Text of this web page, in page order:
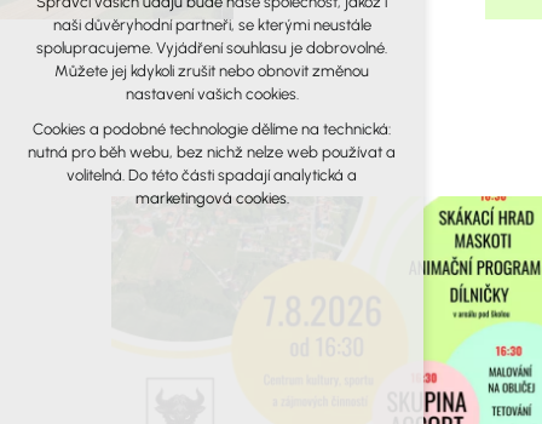
marketingová cookies (Google)
Více informací o cookies na našem webu
Přijmout všechny cookies
Odmítnout vše
naši důvěryhodní partneři, se kterými neustále
spolupracujeme. Vyjádření souhlasu je dobrovolné.
Můžete jej kdykoli zrušit nebo obnovit změnou
nastavení vašich cookies.
Cookies a podobné technologie dělíme na technická:
nutná pro běh webu, bez nichž nelze web používat a
volitelná. Do této části spadají analytická a
marketingová cookies.